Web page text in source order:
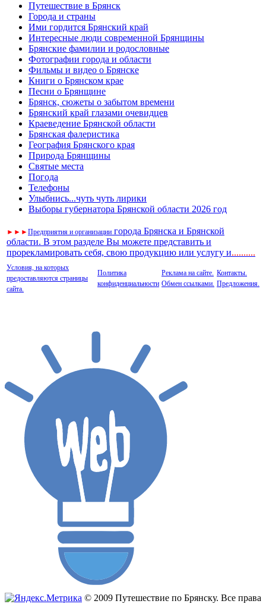
Путешествие в Брянск
Города и страны
Ими гордится Брянский край
Интересные люди современной Брянщины
Брянские фамилии и родословные
Фотографии города и области
Фильмы и видео о Брянске
Книги о Брянском крае
Песни о Брянщине
Брянск, сюжеты о забытом времени
Брянский край глазами очевидцев
Краеведение Брянской области
Брянская фалеристика
География Брянского края
Природа Брянщины
Святые места
Погода
Телефоны
Улыбнись...чуть чуть лирики
Выборы губернатора Брянской области 2026 год
► ► ►Предприятия и организации города Брянска и Брянской
области. В этом разделе Вы можете представить и
прорекламировать себя, свою продукцию или услугу и..........
Условия, на которых
предоставляются страницы
сайта.
Политика
конфиденциальности
Реклама на сайте.
Обмен ссылками.
Контакты.
Предложения.
© 2009 Путешествие по Брянску. Все права